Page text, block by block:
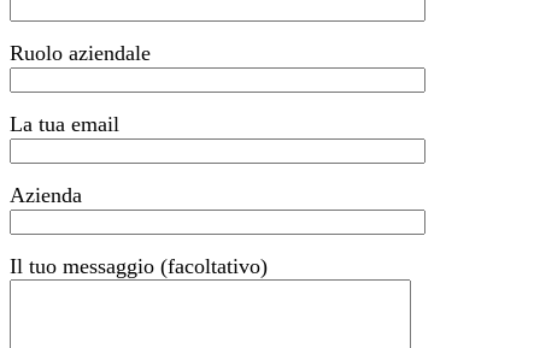
Ruolo aziendale
La tua email
Azienda
Il tuo messaggio (facoltativo)